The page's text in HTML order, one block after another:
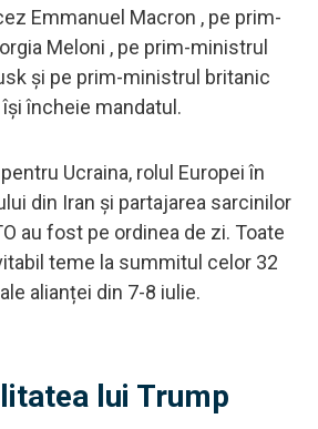
Emmanuel Macron , pe prim-
Meloni , pe prim-ministrul
și pe prim-ministrul britanic
încheie mandatul.
Ucraina, rolul Europei în
din Iran și partajarea sarcinilor
au fost pe ordinea de zi. Toate
teme la summitul celor 32
alianței din 7-8 iulie.
lui Trump